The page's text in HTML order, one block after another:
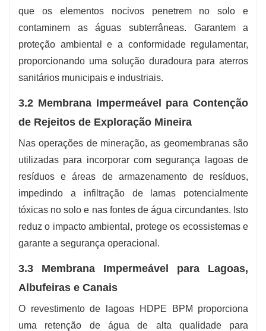
que os elementos nocivos penetrem no solo e
contaminem as águas subterrâneas. Garantem a
proteção ambiental e a conformidade regulamentar,
proporcionando uma solução duradoura para aterros
sanitários municipais e industriais.
3.2 Membrana Impermeável para Contenção
de Rejeitos de Exploração Mineira
Nas operações de mineração, as geomembranas são
utilizadas para incorporar com segurança lagoas de
resíduos e áreas de armazenamento de resíduos,
impedindo a infiltração de lamas potencialmente
tóxicas no solo e nas fontes de água circundantes. Isto
reduz o impacto ambiental, protege os ecossistemas e
garante a segurança operacional.
3.3 Membrana Impermeável para Lagoas,
Albufeiras e Canais
O revestimento de lagoas HDPE BPM proporciona
uma retenção de água de alta qualidade para